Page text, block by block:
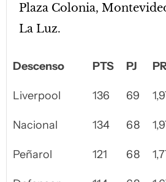
Plaza Colonia,
La Luz.
Descenso PTS PJ
Liverpool 136 69
Nacional 134 68
Peñarol 121 68